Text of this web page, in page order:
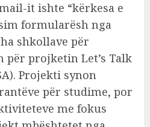
it ishte “kërkesa e
formularësh nga
shkollave për
për projketin Let’s Talk
Projekti synon
për studime, por
me fokus